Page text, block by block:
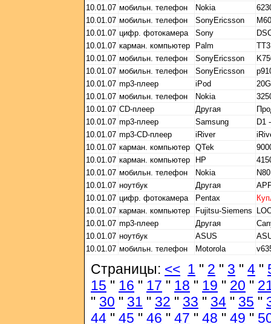
10.01.07 мобильн. телефон Nokia
10.01.07 мобильн. телефон SonyEricsson
10.01.07 цифр. фотокамера Sony
10.01.07 карман. компьютер Palm
TT3
10.01.07 мобильн. телефон SonyEricsson
10.01.07 мобильн. телефон SonyEricsson
10.01.07 mp3-плеер iPod
10.01.07 мобильн. телефон Nokia
10.01.07 CD-плеер Другая
10.01.07 mp3-плеер Samsung
D1
10.01.07 mp3-CD-плеер iRiver
10.01.07 карман. компьютер QTek
10.01.07 карман. компьютер HP
10.01.07 мобильн. телефон Nokia
N80
10.01.07 ноутбук Другая
10.01.07 цифр. фотокамера Pentax
10.01.07 карман. компьютер Fujitsu-Siemens
10.01.07 mp3-плеер Другая
10.01.07 ноутбук ASUS
10.01.07 мобильн. телефон Motorola
Страницы: << 1 " 2 " 3 " 4 "
15 " 16 " 17 " 18 " 19 " 20 "
" 30 " 31 " 32 " 33 " 34 " 35 "
44 " 45 " 46 " 47 " 48 " 49 "